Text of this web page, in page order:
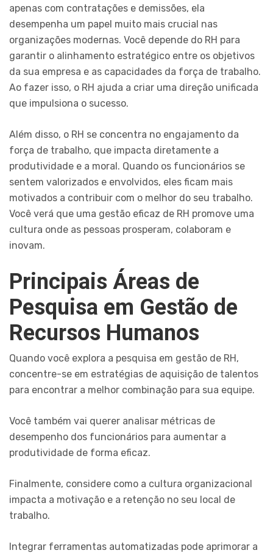
apenas com contratações e demissões, ela
desempenha um papel muito mais crucial nas
organizações modernas. Você depende do RH para
garantir o alinhamento estratégico entre os objetivos
da sua empresa e as capacidades da força de trabalho.
Ao fazer isso, o RH ajuda a criar uma direção unificada
que impulsiona o sucesso.
Além disso, o RH se concentra no engajamento da
força de trabalho, que impacta diretamente a
produtividade e a moral. Quando os funcionários se
sentem valorizados e envolvidos, eles ficam mais
motivados a contribuir com o melhor do seu trabalho.
Você verá que uma gestão eficaz de RH promove uma
cultura onde as pessoas prosperam, colaboram e
inovam.
Principais Áreas de
Pesquisa em Gestão de
Recursos Humanos
Quando você explora a pesquisa em gestão de RH,
concentre-se em estratégias de aquisição de talentos
para encontrar a melhor combinação para sua equipe.
Você também vai querer analisar métricas de
desempenho dos funcionários para aumentar a
produtividade de forma eficaz.
Finalmente, considere como a cultura organizacional
impacta a motivação e a retenção no seu local de
trabalho.
Integrar ferramentas automatizadas pode aprimorar a